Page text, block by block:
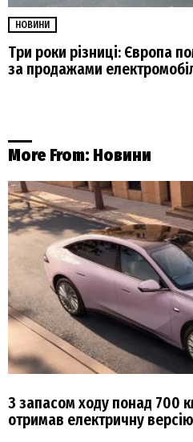
НОВИНИ
Три роки різниці: Європа
за продажами
More From: Новини
З запасом ходу понад 700
отримав електричну версію